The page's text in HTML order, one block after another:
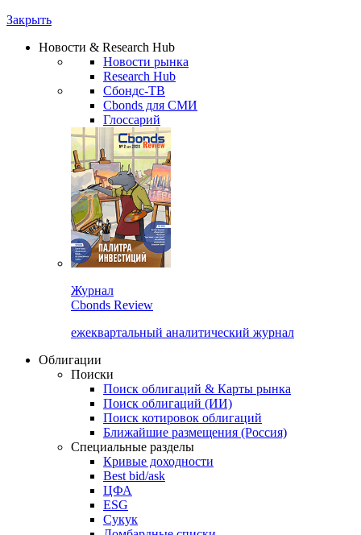
Закрыть
Новости & Research Hub
Новости рынка
Research Hub
Сбондс-ТВ
Cbonds для СМИ
Глоссарий
Журнал
Cbonds Review
ежеквартальный аналитический журнал
Облигации
Поиски
Поиск облигаций & Карты рынка
Поиск облигаций (ИИ)
Поиск котировок облигаций
Ближайшие размещения (Россия)
Специальные разделы
Кривые доходности
Best bid/ask
ЦФА
ESG
Сукук